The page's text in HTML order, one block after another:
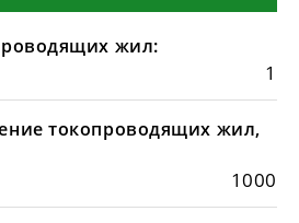
жил:
1
токопроводящих жил,
1000